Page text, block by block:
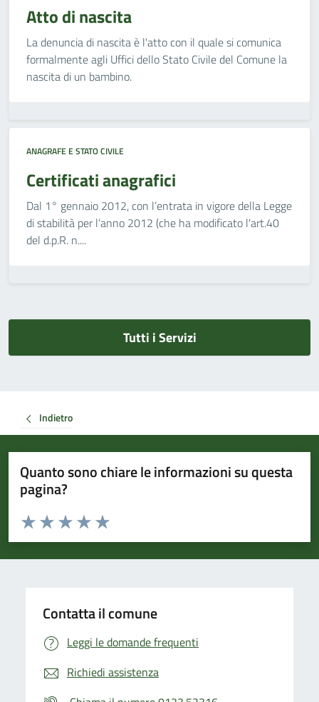
Atto di nascita
La denuncia di nascita è l'atto con il quale si comunica
formalmente agli Uffici dello Stato Civile del Comune la
nascita di un bambino.
ANAGRAFE E STATO CIVILE
Certificati anagrafici
Dal 1° gennaio 2012, con l’entrata in vigore della Legge
di stabilità per l’anno 2012 (che ha modificato l'art.40
del d.p.R. n....
Tutti i Servizi
Indietro
Quanto sono chiare le informazioni su questa
pagina?
Valuta da 1 a 5 stelle la pagina
Valuta 5 stelle su 5
Valuta 4 stelle su 5
Valuta 3 stelle su 5
Valuta 2 stelle su 5
Valuta 1 stelle su 5
Contatta il comune
Leggi le domande frequenti
Richiedi assistenza